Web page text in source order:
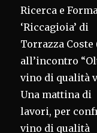
Ricerca e
‘Riccagioia’ di
Torrazza
all’incontro
vino di qualità
Una mattina di
lavori, per
vino di qualità